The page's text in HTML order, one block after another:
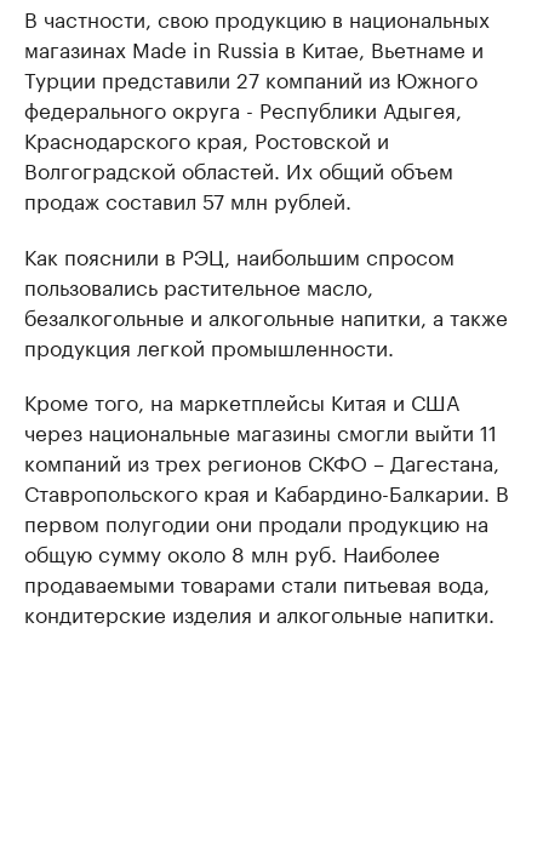
В частности, свою продукцию в национальных
магазинах Made in Russia в Китае, Вьетнаме и
Турции представили 27 компаний из Южного
федерального округа - Республики Адыгея,
Краснодарского края, Ростовской и
Волгоградской областей. Их общий объем
продаж составил 57 млн рублей.
Как пояснили в РЭЦ, наибольшим спросом
пользовались растительное масло,
безалкогольные и алкогольные напитки, а также
продукция легкой промышленности.
Кроме того, на маркетплейсы Китая и США
через национальные магазины смогли выйти 11
компаний из трех регионов СКФО – Дагестана,
Ставропольского края и Кабардино-Балкарии. В
первом полугодии они продали продукцию на
общую сумму около 8 млн руб. Наиболее
продаваемыми товарами стали питьевая вода,
кондитерские изделия и алкогольные напитки.